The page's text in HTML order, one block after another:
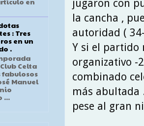
jugaron con
la cancha ,
autoridad (
Y si el partido
organizativo -
combinado
más abultada
pese al gran
: Tres
en un
.
Celta
fabulosos
Manuel
...